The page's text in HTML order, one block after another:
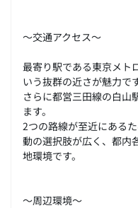
～交通アクセス～
最寄り駅である東京メト
いう抜群の近さが魅力です
さらに都営三田線の白山
ます。
2つの路線が至近にある
動の選択肢が広く、都内
地環境です。
～周辺環境～